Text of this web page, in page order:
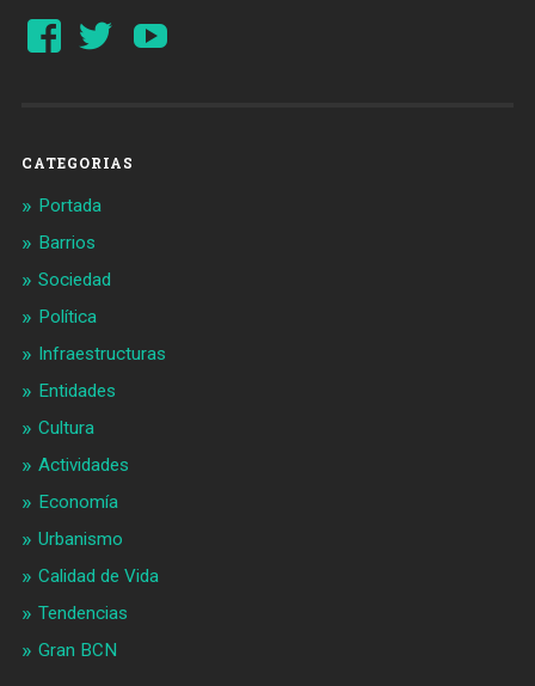
Ver
perfil
Ver
perfil
CATEGORIAS
Portada
Barrios
Sociedad
Política
Infraestructuras
Entidades
Cultura
Actividades
Economía
Urbanismo
Calidad de Vida
Tendencias
Gran BCN